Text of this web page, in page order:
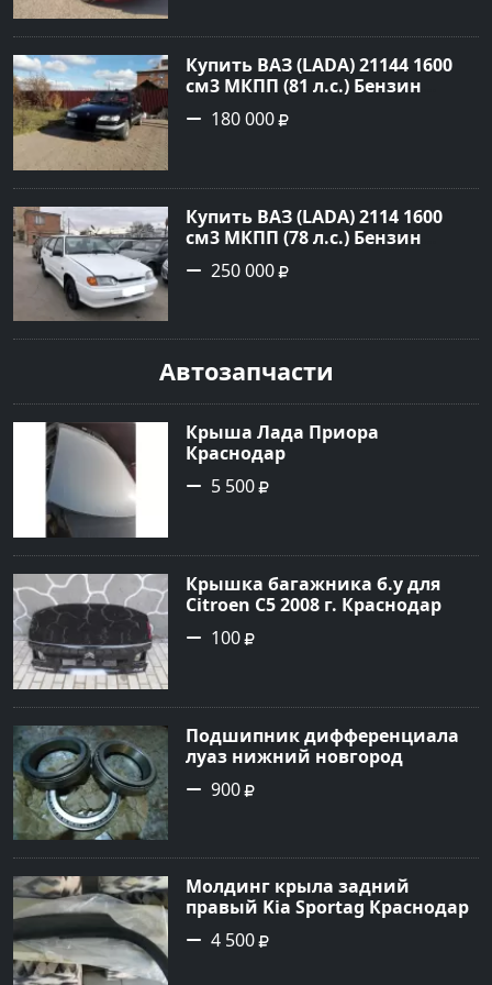
сайте Авторынок23
Купить ВАЗ (LADA) 21144 1600
см3 МКПП (81 л.с.) Бензин
инжектор в Горное Лоо: цвет
Тёмно-зелёный Хетчбэк 2007
Авторынок23
180 000
Купить ВАЗ (LADA) 2114 1600
см3 МКПП (78 л.с.) Бензин
инжектор в Казачий: цвет
Белый Хетчбэк 2006 года по
Авторынок23
250 000
Автозапчасти
Крыша Лада Приора
Краснодар
5 500
Крышка багажника б.у для
Citroen C5 2008 г. Краснодар
100
Подшипник дифференциала
луаз нижний новгород
900
Молдинг крыла задний
правый Kia Sportag Краснодар
4 500